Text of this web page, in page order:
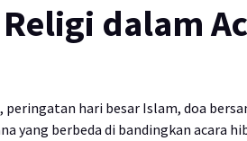
dalam
hari besar Islam, doa
yang berbeda di bandingkan acara